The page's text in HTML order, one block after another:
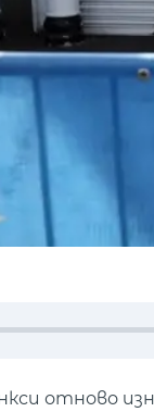
отново